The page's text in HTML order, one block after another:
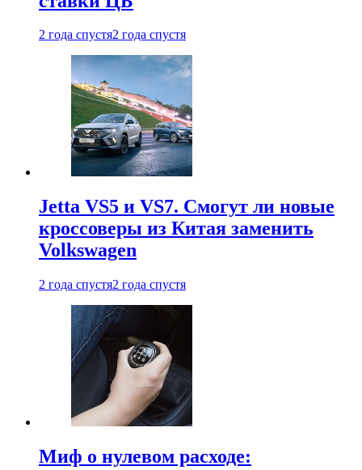
2 года спустя2 года спустя
Jetta VS5 и VS7. Смогут ли новые
кроссоверы из Китая заменить
Volkswagen
2 года спустя2 года спустя
Миф о нулевом расходе: